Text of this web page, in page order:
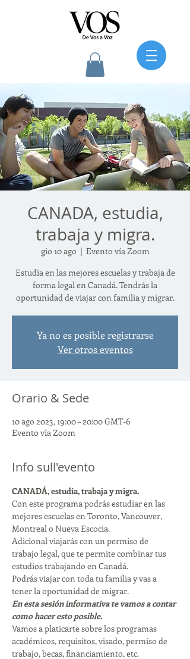
CANADA, estudia,
trabaja y migra.
gio 10 ago
  |
Evento vía Zoom
Estudia en las mejores escuelas y trabaja de
forma legal en Canadá. Tendrás la
oportunidad de viajar con familia y migrar.
Ya no es posible registrarse
Ver otros eventos
Orario & Sede
10 ago 2023, 19:00 – 20:00 GMT-6
Evento vía Zoom
Info sull'evento
CANADÁ, estudia, trabaja y migra.
Con este programa podrás estudiar en las
mejores escuelas en Toronto, Vancouver,
Montreal o Nueva Escocia.
Adicional viajarás con un permiso de
trabajo legal, que te permite combinar tus
estudios trabajando en Canadá.
Podrás viajar con toda tu familia y vas a
tener la oportunidad de migrar.
En esta sesión informativa te vamos a contar
como hacer esto posible.
Vamos a platicarte sobre los programas
académicos, requisitos, visado, permiso de
trabajo, becas, financiamiento, etc.